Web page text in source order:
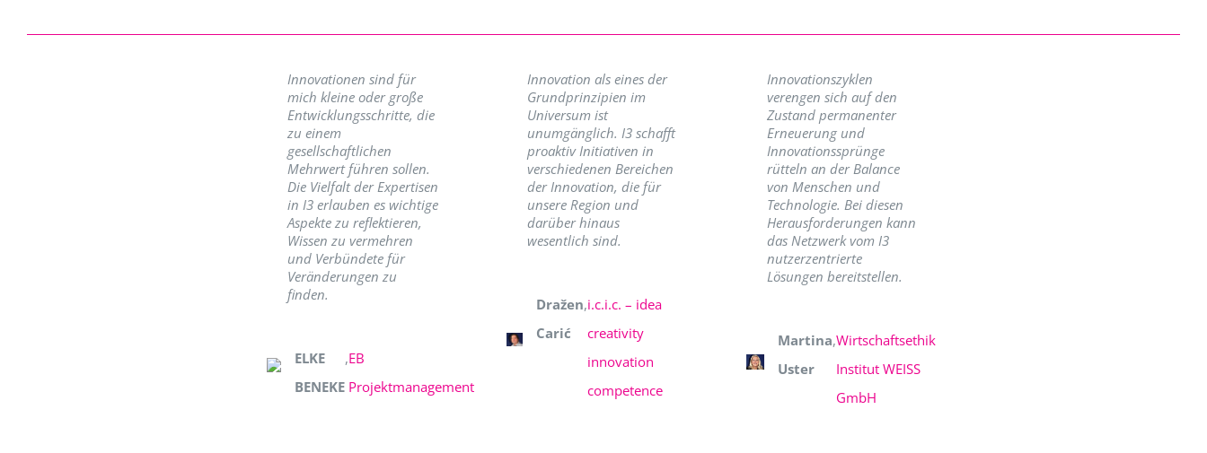
Innovationen sind für
mich kleine oder große
Entwicklungsschritte, die
zu einem
gesellschaftlichen
Mehrwert führen sollen.
Die Vielfalt der Expertisen
in I3 erlauben es wichtige
Aspekte zu reflektieren,
Wissen zu vermehren
und Verbündete für
Veränderungen zu
finden.
ELKE
BENEKE
,EB
Projektmanagement
Innovation als eines der
Grundprinzipien im
Universum ist
unumgänglich. I3 schafft
proaktiv Initiativen in
verschiedenen Bereichen
der Innovation, die für
unsere Region und
darüber hinaus
wesentlich sind.
Dražen
Carić
,i.c.i.c. – idea
creativity
innovation
competence
Innovationszyklen
verengen sich auf den
Zustand permanenter
Erneuerung und
Innovationssprünge
rütteln an der Balance
von Menschen und
Technologie. Bei diesen
Herausforderungen kann
das Netzwerk vom I3
nutzerzentrierte
Lösungen bereitstellen.
Martina
Uster
,Wirtschaftsethik
Institut WEISS
GmbH